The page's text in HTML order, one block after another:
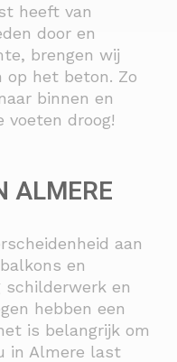
heeft van
door en
brengen wij
op het beton. Zo
binnen en
voeten droog!
ALMERE
aan
en
schilderwerk en
hebben een
is belangrijk om
in Almere last